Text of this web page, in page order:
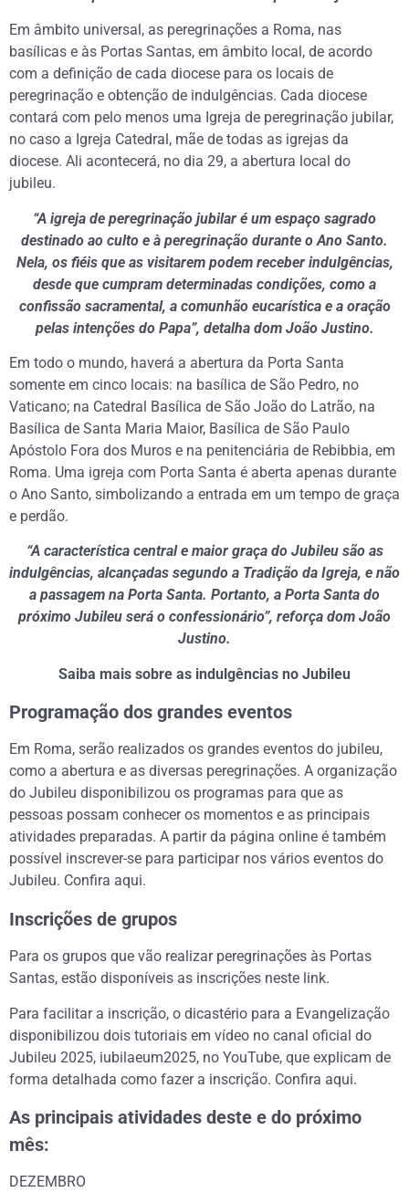
Em âmbito universal, as peregrinações a Roma, nas
basílicas e às Portas Santas, em âmbito local, de acordo
com a definição de cada diocese para os locais de
peregrinação e obtenção de indulgências. Cada diocese
contará com pelo menos uma Igreja de peregrinação jubilar,
no caso a Igreja Catedral, mãe de todas as igrejas da
diocese. Ali acontecerá, no dia 29, a abertura local do
jubileu.
“A igreja de peregrinação jubilar é um espaço sagrado
destinado ao culto e à peregrinação durante o Ano Santo.
Nela, os fiéis que as visitarem podem receber indulgências,
desde que cumpram determinadas condições, como a
confissão sacramental, a comunhão eucarística e a oração
pelas intenções do Papa”, detalha dom João Justino.
Em todo o mundo, haverá a abertura da Porta Santa
somente em cinco locais: na basílica de São Pedro, no
Vaticano; na Catedral Basílica de São João do Latrão, na
Basílica de Santa Maria Maior, Basílica de São Paulo
Apóstolo Fora dos Muros e na penitenciária de Rebibbia, em
Roma. Uma igreja com Porta Santa é aberta apenas durante
o Ano Santo, simbolizando a entrada em um tempo de graça
e perdão.
“A característica central e maior graça do Jubileu são as
indulgências, alcançadas segundo a Tradição da Igreja, e não
a passagem na Porta Santa. Portanto, a Porta Santa do
próximo Jubileu será o confessionário”, reforça dom João
Justino.
Saiba mais sobre as indulgências no Jubileu
Programação dos grandes eventos
Em Roma, serão realizados os grandes eventos do jubileu,
como a abertura e as diversas peregrinações. A organização
do Jubileu disponibilizou os programas para que as
pessoas possam conhecer os momentos e as principais
atividades preparadas. A partir da página online é também
possível inscrever-se para participar nos vários eventos do
Jubileu. Confira aqui.
Inscrições de grupos
Para os grupos que vão realizar peregrinações às Portas
Santas, estão disponíveis as inscrições neste link.
Para facilitar a inscrição, o dicastério para a Evangelização
disponibilizou dois tutoriais em vídeo no canal oficial do
Jubileu 2025, iubilaeum2025, no YouTube, que explicam de
forma detalhada como fazer a inscrição. Confira aqui.
As principais atividades deste e do próximo
mês:
DEZEMBRO